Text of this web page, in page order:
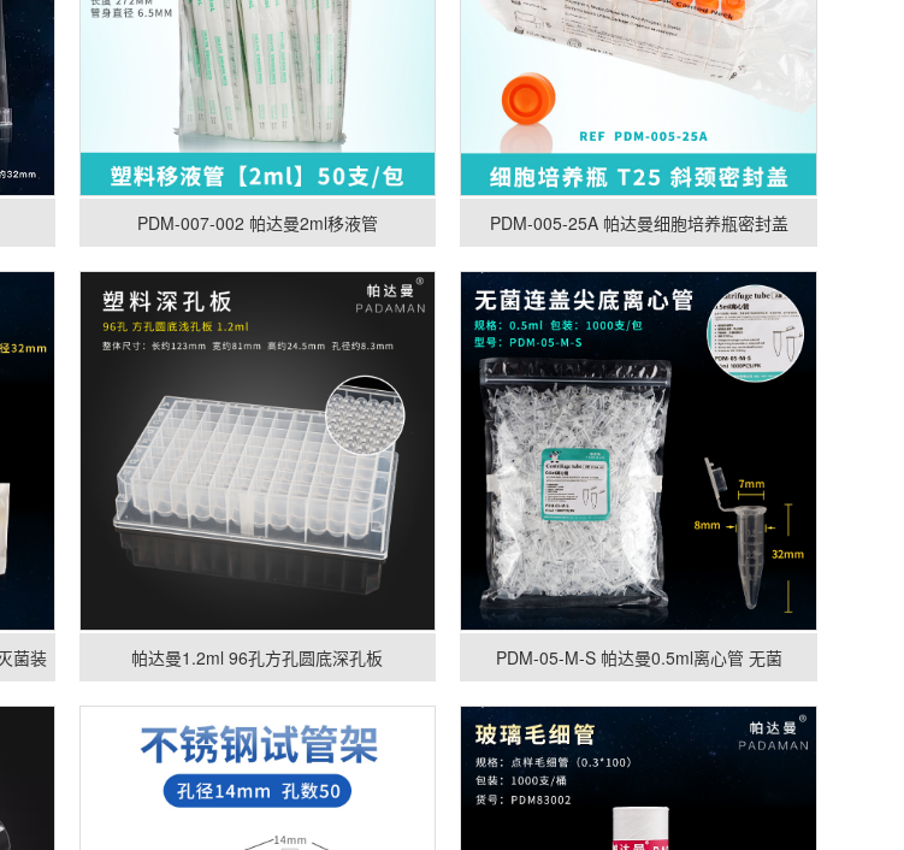
PDM-007-002 帕达曼2ml移液管 PDM-005-25A 帕达曼细胞培养瓶密封盖
菌装 帕达曼1.2ml 96孔方孔圆底深孔板 PDM-05-M-S 帕达曼0.5ml离心管 无菌